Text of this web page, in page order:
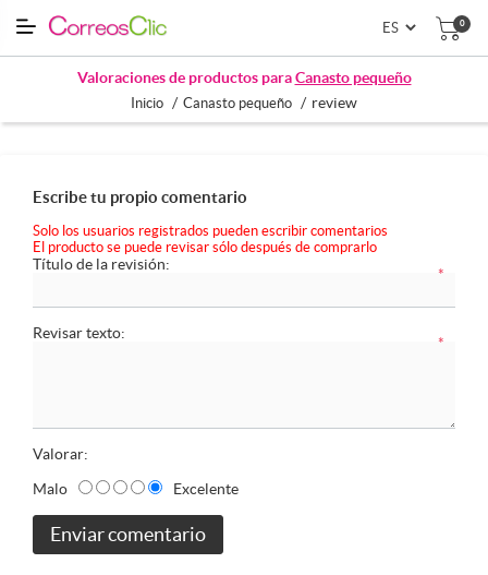
0
Valoraciones de productos paraCanasto pequeño
Inicio / Canasto pequeño / review
Escribe tu propio comentario
Solo los usuarios registrados pueden escribir comentarios
El producto se puede revisar sólo después de comprarlo
Título de la revisión:
*
Revisar texto:
*
Valorar:
Malo
Excelente
Enviar comentario